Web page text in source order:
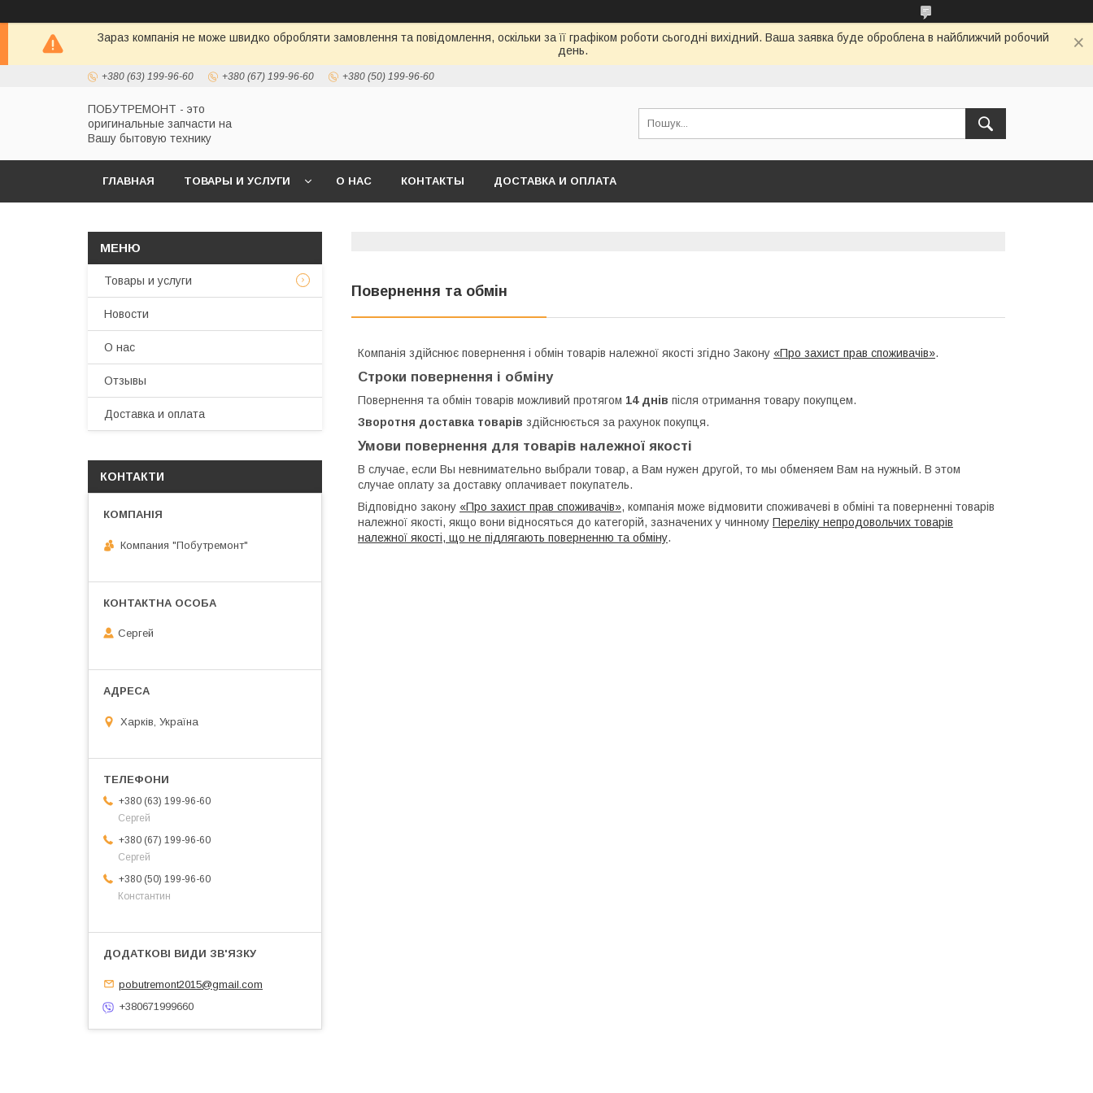
Зараз компанія не може швидко обробляти замовлення та повідомлення, оскільки за її графіком роботи сьогодні вихідний. Ваша заявка буде оброблена в найближчий робочий
день.
+380 (63) 199-96-60 +380 (67) 199-96-60 +380 (50) 199-96-60
ПОБУТРЕМОНТ - это
оригинальные запчасти на
Вашу бытовую технику
ГЛАВНАЯ ТОВАРЫ И УСЛУГИ О НАС КОНТАКТЫ ДОСТАВКА И ОПЛАТА
Повернення та обмін
Компанія здійснює повернення і обмін товарів належної якості згідно Закону «Про захист прав споживачів».
Строки повернення і обміну
Повернення та обмін товарів можливий протягом 14 днів після отримання товару покупцем.
Зворотня доставка товарів здійснюється за рахунок покупця.
Умови повернення для товарів належної якості
В случае, если Вы невнимательно выбрали товар, а Вам нужен другой, то мы обменяем Вам на нужный. В этом
случае оплату за доставку оплачивает покупатель.
Відповідно закону «Про захист прав споживачів», компанія може відмовити споживачеві в обміні та поверненні товарів
належної якості, якщо вони відносяться до категорій, зазначених у чинному Переліку непродовольчих товарів
належної якості, що не підлягають поверненню та обміну.
Товары и услуги
Новости
О нас
Отзывы
Доставка и оплата
КОНТАКТИ
Компания "Побутремонт"
Сергей
Харків, Україна
+380 (63) 199-96-60
Сергей
+380 (67) 199-96-60
Сергей
+380 (50) 199-96-60
Константин
pobutremont2015@gmail.com
+380671999660